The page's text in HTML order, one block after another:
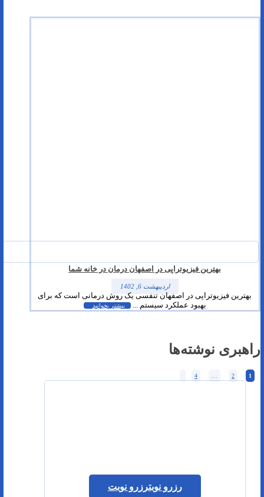
بهترین فیزیوتراپی در اصفهان درمان در خانه شما
اردیبهشت 6, 1402
بهترین فیزیوتراپی در اصفهان تنفسی یک روش درمانی است که برای
بهبود عملکرد سیستم ...
بیشتر بخوانید
راهبری نوشته‌ها
1
2
4
رزرو نوبترزرو نوبت